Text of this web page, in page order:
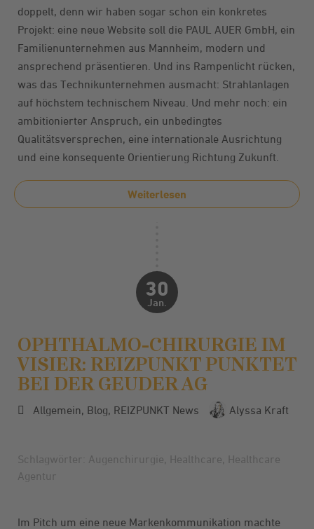
doppelt, denn wir haben sogar schon ein konkretes
Projekt: eine neue Website soll die PAUL AUER GmbH, ein
Familienunternehmen aus Mannheim, modern und
ansprechend präsentieren. Und ins Rampenlicht rücken,
was das Technikunternehmen ausmacht: Strahlanlagen
auf höchstem technischem Niveau. Und mehr noch: ein
ambitionierter Anspruch, ein unbedingtes
Qualitätsversprechen, eine internationale Ausrichtung
und eine konsequente Orientierung Richtung Zukunft.
Weiterlesen
30
Jan.
OPHTHALMO-CHIRURGIE IM
VISIER: REIZPUNKT PUNKTET
BEI DER GEUDER AG
Allgemein Blog REIZPUNKT News Alyssa Kraft
Schlagwörter: Augenchirurgie Healthcare
Healthcare
Agentur
Im Pitch um eine neue Markenkommunikation machte